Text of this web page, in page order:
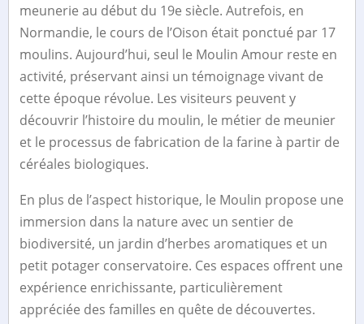
meunerie au début du 19e siècle. Autrefois, en
Normandie, le cours de l’Oison était ponctué par 17
moulins. Aujourd’hui, seul le Moulin Amour reste en
activité, préservant ainsi un témoignage vivant de
cette époque révolue. Les visiteurs peuvent y
découvrir l’histoire du moulin, le métier de meunier
et le processus de fabrication de la farine à partir de
céréales biologiques.
En plus de l’aspect historique, le Moulin propose une
immersion dans la nature avec un sentier de
biodiversité, un jardin d’herbes aromatiques et un
petit potager conservatoire. Ces espaces offrent une
expérience enrichissante, particulièrement
appréciée des familles en quête de découvertes.